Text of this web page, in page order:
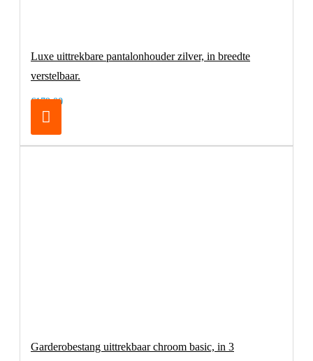
Luxe uittrekbare pantalonhouder zilver, in breedte
verstelbaar.
€179,00
Garderobestang uittrekbaar chroom basic, in 3